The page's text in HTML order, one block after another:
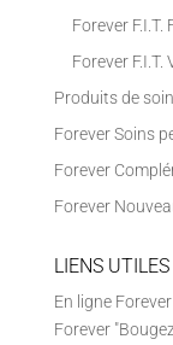
Forever F.I.T.
Forever F.I.T.
Produits de
Forever Soins
Forever
Forever
LIENS
En ligne
Forever